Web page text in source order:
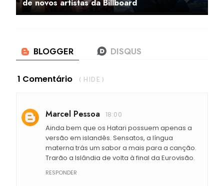
de novos artistas da Billboard
1 Comentário ( HIDE )
Marcel Pessoa 18:00
Ainda bem que os Hatari possuem apenas a
versão em islandês. Sensatos, a língua
materna trás um sabor a mais para a canção.
Trarão a Islândia de volta à final da Eurovisão.
RESPONDER